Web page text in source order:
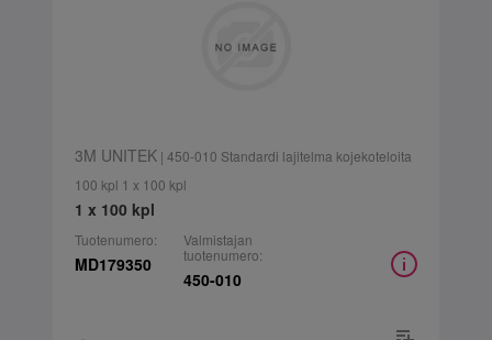
3M UNITEK| 450-010 Standardi lajitelma kojekoteloita
100 kpl 1 x 100 kpl
1 x 100 kpl
Tuotenumero:
MD179350
Valmistajan
tuotenumero:
450-010